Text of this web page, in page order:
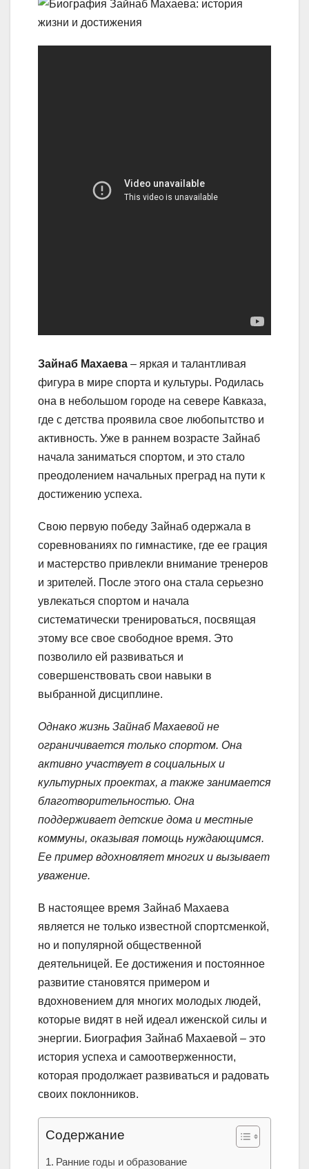
Зайнаб Махаева – яркая и талантливая
фигура в мире спорта и культуры. Родилась
она в небольшом городе на севере Кавказа,
где с детства проявила свое любопытство и
активность. Уже в раннем возрасте Зайнаб
начала заниматься спортом, и это стало
преодолением начальных преград на пути к
достижению успеха.
Свою первую победу Зайнаб одержала в
соревнованиях по гимнастике, где ее грация
и мастерство привлекли внимание тренеров
и зрителей. После этого она стала серьезно
увлекаться спортом и начала
систематически тренироваться, посвящая
этому все свое свободное время. Это
позволило ей развиваться и
совершенствовать свои навыки в
выбранной дисциплине.
Однако жизнь Зайнаб Махаевой не
ограничивается только спортом. Она
активно участвует в социальных и
культурных проектах, а также занимается
благотворительностью. Она
поддерживает детские дома и местные
коммуны, оказывая помощь нуждающимся.
Ее пример вдохновляет многих и вызывает
уважение.
В настоящее время Зайнаб Махаева
является не только известной спортсменкой,
но и популярной общественной
деятельницей. Ее достижения и постоянное
развитие становятся примером и
вдохновением для многих молодых людей,
которые видят в ней идеал иженской силы и
энергии. Биография Зайнаб Махаевой – это
история успеха и самоотверженности,
которая продолжает развиваться и радовать
своих поклонников.
Содержание
Ранние годы и образование